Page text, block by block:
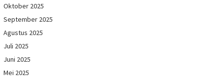
Oktober 2025
September 2025
Agustus 2025
Juli 2025
Juni 2025
Mei 2025